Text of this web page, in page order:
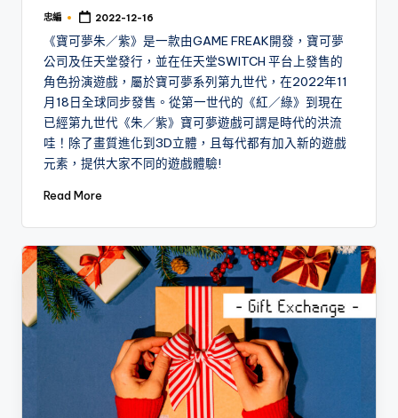
Posted
忠編 2022-12-16
《寶可夢朱／紫》是一款由GAME FREAK開發，寶可夢
公司及任天堂發行，並在任天堂SWITCH 平台上發售的
角色扮演遊戲，屬於寶可夢系列第九世代，在2022年11
月18日全球同步發售。從第一世代的《紅／綠》到現在
已經第九世代《朱／紫》寶可夢遊戲可謂是時代的洪流
哇！除了畫質進化到3D立體，且每代都有加入新的遊戲
元素，提供大家不同的遊戲體驗!
Read More